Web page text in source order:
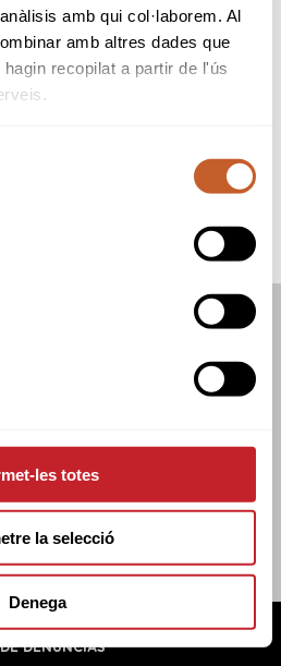
amb qui col·laborem. Al
amb altres dades que
recopilat a partir de l'ús
les totes
la selecció
Denega
volver
32, 8A PLANTA. 08006 BCN
POLÍTICA DE PRIVACIDAD
DENUNCIAS